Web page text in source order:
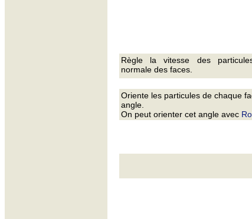
Règle la vitesse des
normale des faces.
Oriente les particules de chaque
angle.
On peut orienter cet angle avec